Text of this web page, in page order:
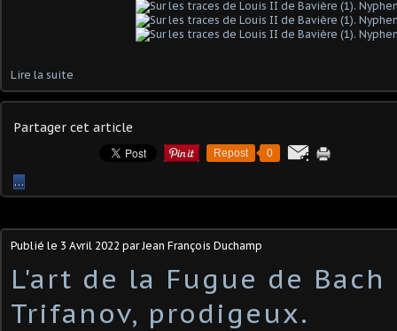
Lire la suite
Partager cet article
Repost 0
…
Publié le 3 Avril 2022 par Jean François Duchamp
L'art de la Fugue de Bach
Trifanov, prodigeux.